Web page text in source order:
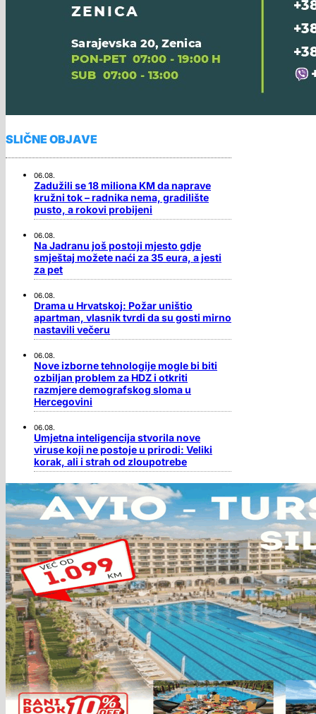
SLIČNE OBJAVE
06.08.
Zadužili se 18 miliona KM da naprave
kružni tok – radnika nema, gradilište
pusto, a rokovi probijeni
06.08.
Na Jadranu još postoji mjesto gdje
smještaj možete naći za 35 eura, a jesti
za pet
06.08.
Drama u Hrvatskoj: Požar uništio
apartman, vlasnik tvrdi da su gosti mirno
nastavili večeru
06.08.
Nove izborne tehnologije mogle bi biti
ozbiljan problem za HDZ i otkriti
razmjere demografskog sloma u
Hercegovini
06.08.
Umjetna inteligencija stvorila nove
viruse koji ne postoje u prirodi: Veliki
korak, ali i strah od zloupotrebe